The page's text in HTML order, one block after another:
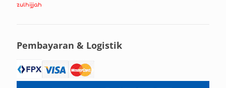
zulhijjah
Pembayaran & Logistik